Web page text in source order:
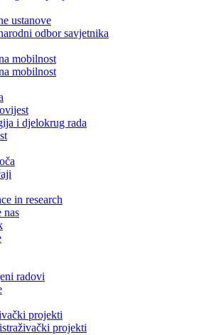
ustanove
odbor savjetnika
mobilnost
mobilnost
i djelokrug rada
in research
nas
radovi
projekti
projekti